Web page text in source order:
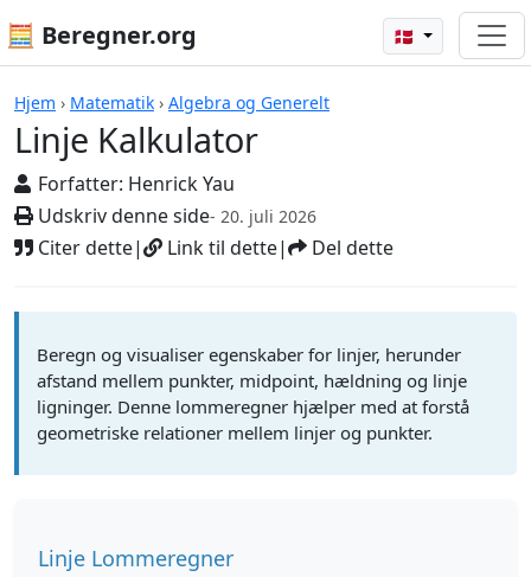
🧮 Beregner.org 🇩🇰
Hjem › Matematik › Algebra og Generelt
Linje Kalkulator
Forfatter: Henrick Yau
Udskriv denne side- 20. juli 2026
Citer dette| Link til dette| Del dette
Beregnere
Beregn og visualiser egenskaber for linjer, herunder
afstand mellem punkter, midpoint, hældning og linje
ligninger. Denne lommeregner hjælper med at forstå
geometriske relationer mellem linjer og punkter.
Linje Lommeregner